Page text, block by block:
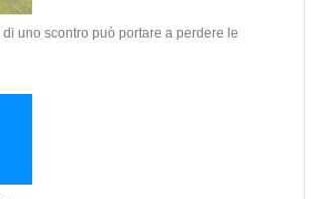
di uno scontro può portare a perdere le